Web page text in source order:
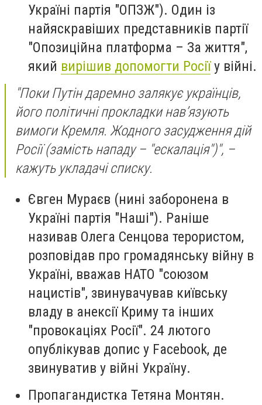
Україні партія "ОПЗЖ"). Один із
найяскравіших представників партії
"Опозиційна платформа – За життя",
який вирішив допомогти Росіїу війні.
"Поки Путін даремно залякує українців,
його політичні прокладки нав’язують
вимоги Кремля. Жодного засудження дій
Росії (замість нападу – "ескалація")", –
кажуть укладачі списку.
Євген Мураєв (нині заборонена в
Україні партія "Наші"). Раніше
називав Олега Сенцова терористом,
розповідав про громадянську війну в
Україні, вважав НАТО "союзом
нацистів", звинувачував київську
владу в анексії Криму та інших
"провокаціях Росії". 24 лютого
опублікував допис у Facebook, де
звинуватив у війні Україну.
Пропагандистка Тетяна Монтян.